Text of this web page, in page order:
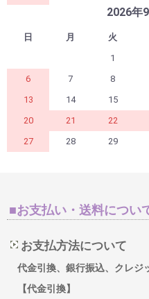
2026年
日 月 火
1
6
7 8
13
14 15
20
21 22
27
28 29
■お支払い・送料につい
お支払方法について
代金引換、銀行振込、クレジ
【代金引換】